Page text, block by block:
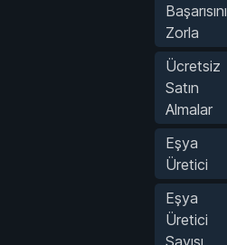
Başarısını
Zorla
Ücretsiz
Satın
Almalar
Eşya
Üretici
Eşya
Üretici
Sayısı